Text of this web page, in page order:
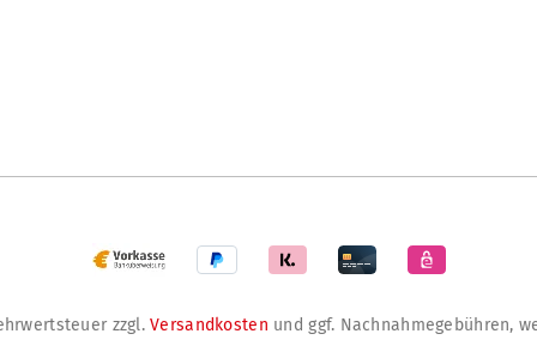
zzgl.Versandkosten und ggf. Nachnahmegebühren,